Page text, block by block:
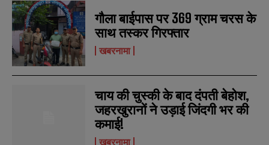
N
a
m
e
*
E
m
a
iN
SUBMIT
N
a
m
e
*
E
m
a
iN
SUBMIT
गौला बाईपास पर 369 ग्राम चरस के
साथ तस्कर गिरफ्तार
खबरनामा
चाय की चुस्की के बाद दंपती बेहोश,
जहरखुरानों ने उड़ाई जिंदगी भर की
कमाई!
खबरनामा